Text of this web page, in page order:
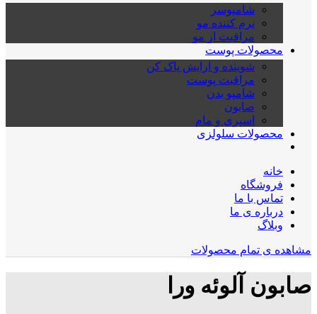
شامپوسر
نرم کننده مو
مراقبت از مو
محصولات پوست
شوینده و ارایش پاک کن
مراقبت پوست
شامپو بدن
صابون
اسپری و مام
محصولات سلولزی
خانه
فروشگاه
تماس با ما
درباره ی ما
وبلاگ
مشاهده ی تمام محصولات
صابون آلوئه ورا